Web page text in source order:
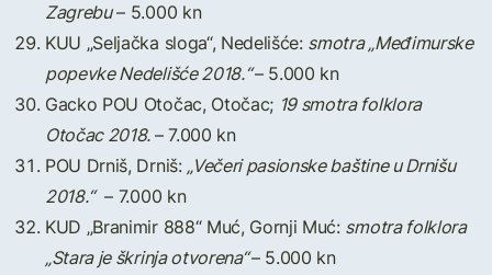
Zagrebu– 5.000 kn
KUU „Seljačka sloga“, Nedelišće: smotra „Međimurske
popevke Nedelišće 2018.“– 5.000 kn
Gacko POU Otočac, Otočac; 19 smotra folklora
Otočac 2018.– 7.000 kn
POU Drniš, Drniš: „Večeri pasionske baštine u Drnišu
2018.“– 7.000 kn
KUD „Branimir 888“ Muć, Gornji Muć: smotra folklora
„Stara je škrinja otvorena“– 5.000 kn